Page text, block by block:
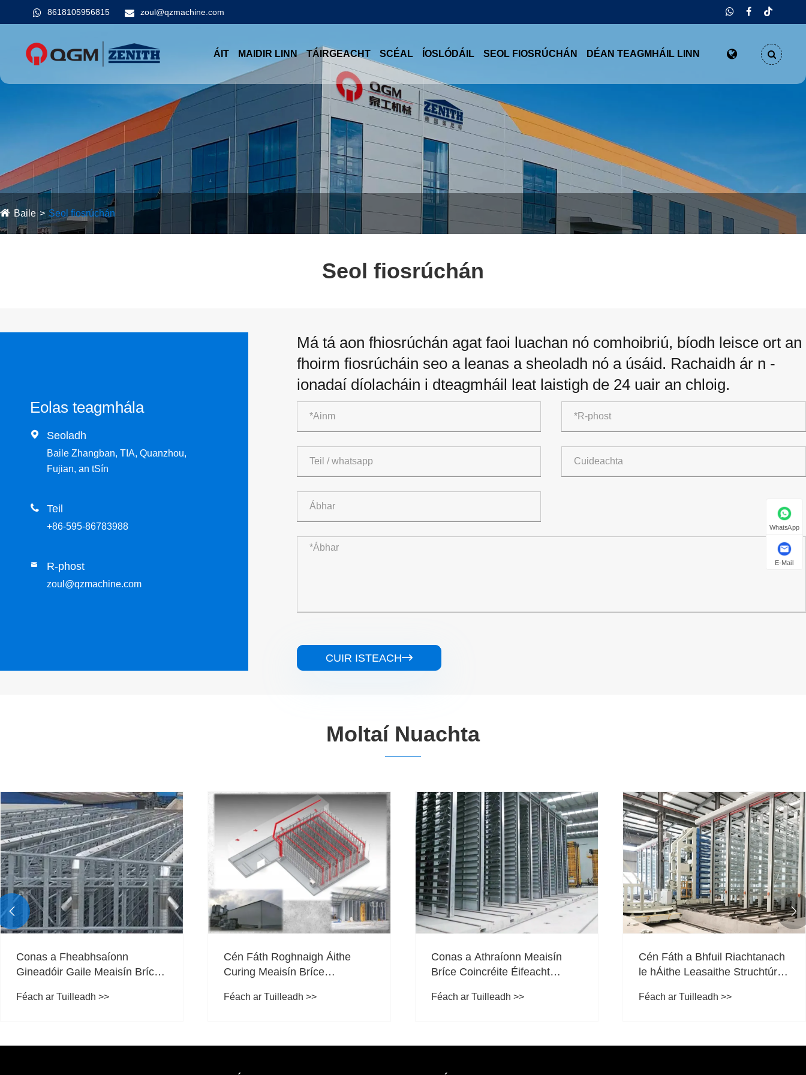
8618105956815 zoul@qzmachine.com
ÁIT MAIDIR LINN TÁIRGEACHT SCÉAL ÍOSLÓDÁIL SEOL FIOSRÚCHÁN DÉAN TEAGMHÁIL LINN
Baile Seol fiosrúchán
Seol fiosrúchán
Eolas teagmhála
 Seoladh
Baile Zhangban, TIA, Quanzhou,
Fujian, an tSín
 Teil
+86-595-86783988
 R-phost
zoul@qzmachine.com
Má tá aon fhiosrúchán agat faoi luachan nó comhoibriú, bíodh leisce ort an
fhoirm fiosrúcháin seo a leanas a sheoladh nó a úsáid. Rachaidh ár n -
ionadaí díolacháin i dteagmháil leat laistigh de 24 uair an chloig.
CUIR ISTEACH
Moltaí Nuachta
Conas a Fheabhsaíonn
Gineadóir Gaile Meaisín Bríce
Féach ar Tuilleadh >>
Cén Fáth Roghnaigh Áithe
Curing Meaisín Bríce
Te?
Féach ar Tuilleadh >>
Conas a Athraíonn Meaisín
Bríce Coincréite Éifeacht
Féach ar Tuilleadh >>
Cén Fáth a Bhfuil Riachtanach
le hÁithe Leasaithe Struchtúr
Thionscadail Tógála Nua-
Féach ar Tuilleadh >>
 
WhatsApp
E-Mail